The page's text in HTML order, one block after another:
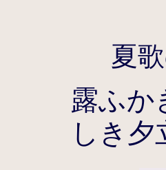
夏
露ふか
しき夕